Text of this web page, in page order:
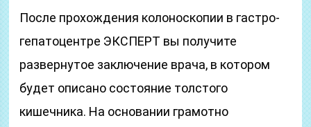
После прохождения колоноскопии в гастро-
гепатоцентре ЭКСПЕРТ вы получите
развернутое заключение врача, в котором
будет описано состояние толстого
кишечника. На основании грамотно